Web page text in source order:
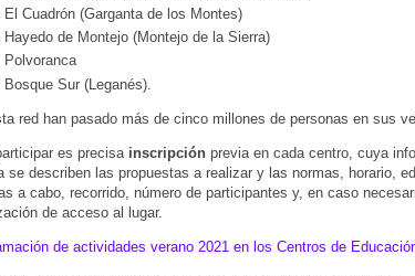
El Cuadrón (Garganta de los Montes)
Hayedo de Montejo (Montejo de la Sierra)
Polvoranca
Bosque Sur (Leganés).
red han pasado más de cinco millones de personas en sus
es precisa inscripción previa en cada centro, cuya
se describen las propuestas a realizar y las normas, horario,
a cabo, recorrido, número de participantes y, en caso
de acceso al lugar.
de actividades verano 2021 en los Centros de